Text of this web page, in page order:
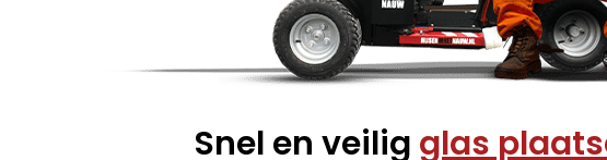
Snel en veilig glas